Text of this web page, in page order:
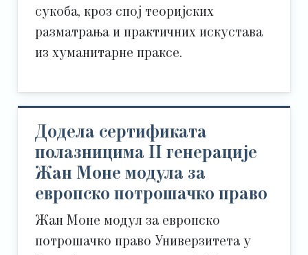
сукоба, кроз спој теоријских
разматрања и практичних искустава
из хуманитарне праксе.
Додела сертификата
полазницима II генерације
Жан Моне модула за
европско потрошачко право
Жан Моне модул за европско
потрошачко право Универзитета у